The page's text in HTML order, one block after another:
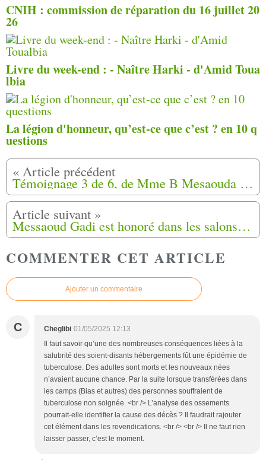
CNIH : commission de réparation du 16 juillet 20
26
Livre du week-end : - Naître Harki - d'Amid Toua
lbia
La légion d'honneur, qu’est-ce que c’est ? en 10 q
uestions
Témoignage 3 de 6, de Mme B Mesaouda hommage aux mamans (mamies) de la communauté Harkis qui a eu lieu à Épinal (88) les 18 et 19 avril 2025
Messaoud Gadi est honoré dans les salons de l’Etat
COMMENTER CET ARTICLE
Ajouter un commentaire
C Cheglibi 01/05/2025 12:13
Il faut savoir qu’une des nombreuses conséquences liées à la
salubrité des soient-disants hébergements fût une épidémie de
tuberculose. Des adultes sont morts et les nouveaux nées
n’avaient aucune chance. Par la suite lorsque transférées dans
les camps (Bias et autres) des personnes souffraient de
tuberculose non soignée. <br /> L’analyse des ossements
pourrait-elle identifier la cause des décès ? Il faudrait rajouter
cet élément dans les revendications. <br /> <br /> Il ne faut rien
laisser passer, c’est le moment.